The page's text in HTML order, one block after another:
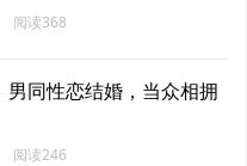
阅读368
男同性恋结婚，当众相拥
阅读246